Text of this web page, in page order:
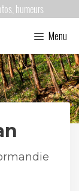
Menu